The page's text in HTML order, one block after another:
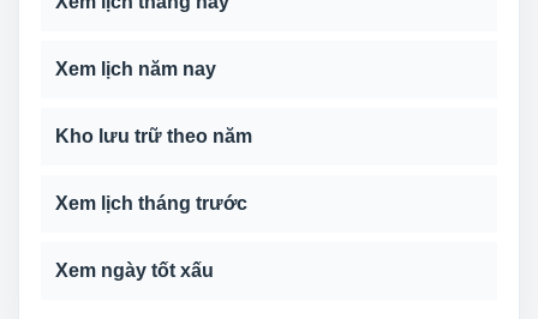
Xem lịch năm nay
Kho lưu trữ theo năm
Xem lịch tháng trước
Xem ngày tốt xấu